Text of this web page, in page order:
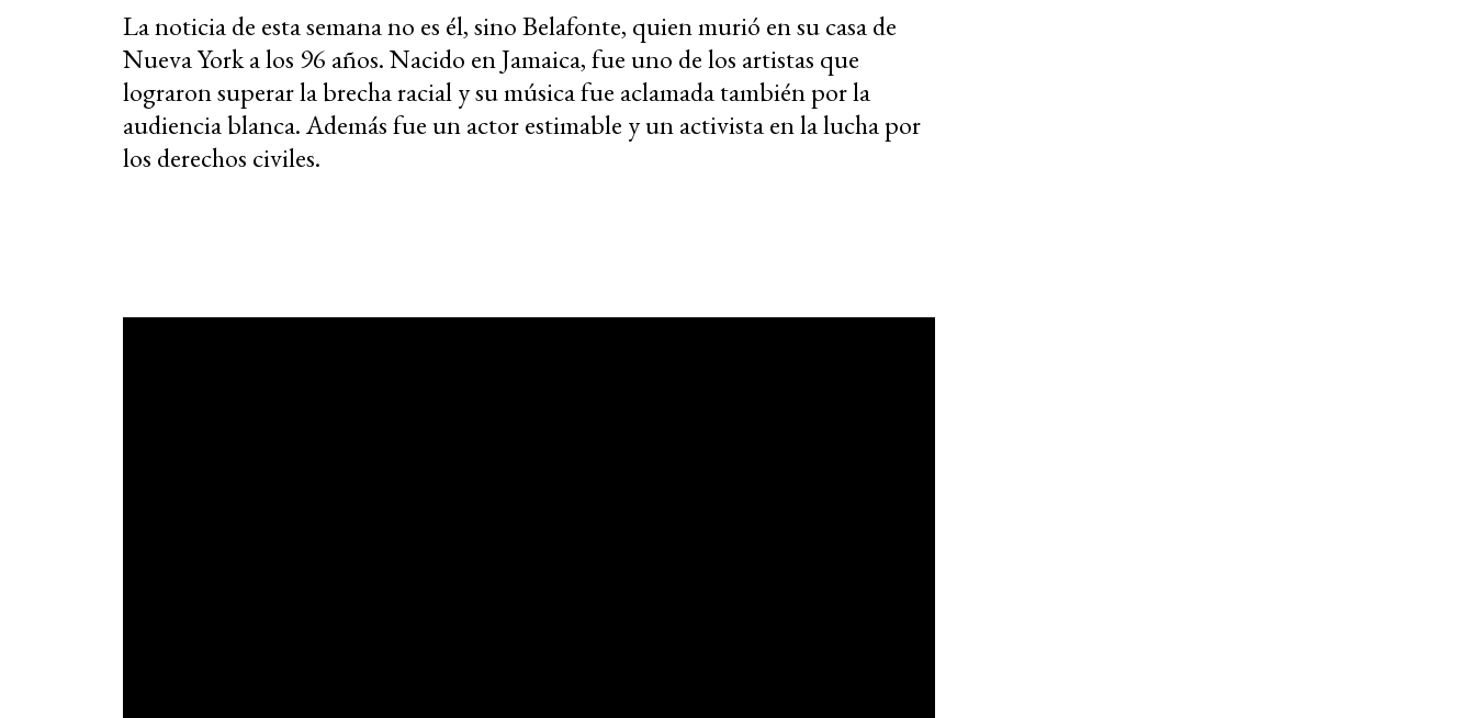
La noticia de esta semana no es él, sino Belafonte, quien murió en su casa de
Nueva York a los 96 años. Nacido en Jamaica, fue uno de los artistas que
lograron superar la brecha racial y su música fue aclamada también por la
audiencia blanca. Además fue un actor estimable y un activista en la lucha por
los derechos civiles.